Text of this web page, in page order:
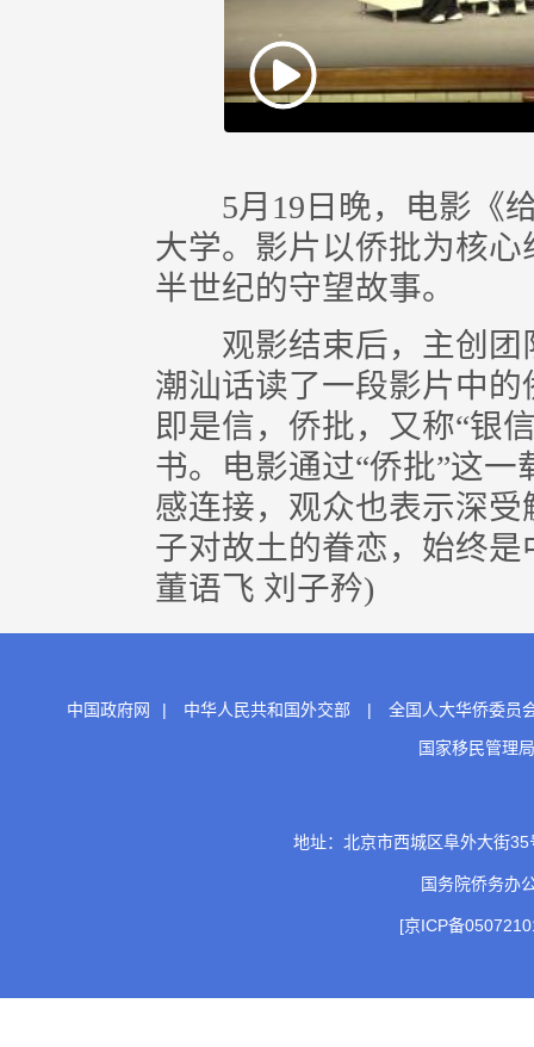
Play
5月19日晚，电影《给
大学。影片以侨批为核
半世纪的守望故事。
观影结束后，主创团
潮汕话读了一段影片中
即是信，侨批，又称“银
书。电影通过“侨批”这
感连接，观众也表示深
子对故土的眷恋，始终
董语飞 刘子矜)
中国政府网 | 中华人民共和国外交部 |
全国人大华侨委员
国家移民管理局
地址：北京市西城区阜外大街
国务院侨务
[京ICP备